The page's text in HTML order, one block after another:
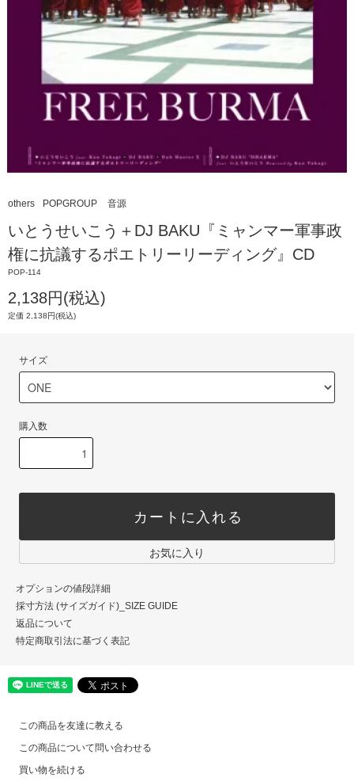
others POPGROUP 音源
いとうせいこう＋DJ BAKU『ミャンマー軍事政
権に抗議するポエトリーリーディング』CD
POP-114
2,138円(税込)
定価 2,138円(税込)
サイズ
購入数
カートに入れる
お気に入り
オプションの値段詳細
採寸方法 (サイズガイド)_SIZE GUIDE
返品について
特定商取引法に基づく表記
この商品を友達に教える
この商品について問い合わせる
買い物を続ける